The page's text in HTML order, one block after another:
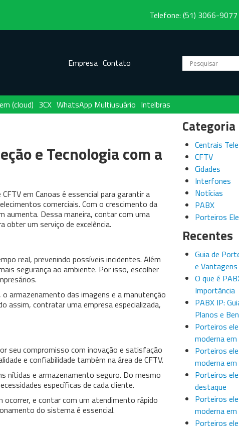
Telefone: (51) 3066-
Empresa Contato
(cloud) 3CX WhatsApp Multiusuário Intelbras
e Tecnologia com a
em Canoas é essencial para garantir a
comerciais. Com o crescimento da
aumenta. Dessa maneira, contar com uma
obter um serviço de excelência.
real, prevenindo possíveis incidentes. Além
segurança ao ambiente. Por isso, escolher
armazenamento das imagens e a manutenção
assim, contratar uma empresa especializada,
seu compromisso com inovação e satisfação
e confiabilidade também na área de CFTV.
nítidas e armazenamento seguro. Do mesmo
específicas de cada cliente.
e contar com um atendimento rápido
do sistema é essencial.
Categoria
Centrais
CFTV
Cidades
Interfones
Notícias
PABX
Porteiros
Recentes
Guia de
e Vantagens
O que é
Importância
PABX IP:
Planos e
Porteiros
moderna
Porteiros
moderna em
Porteiros
destaque
Porteiros
moderna
Porteiros